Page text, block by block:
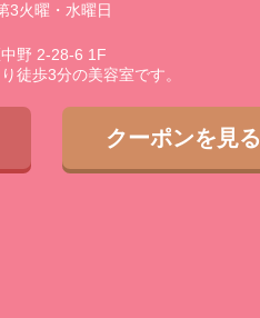
3火曜・水曜日
野 2-28-6 1F
徒歩3分の美容室です。
クーポンを見る